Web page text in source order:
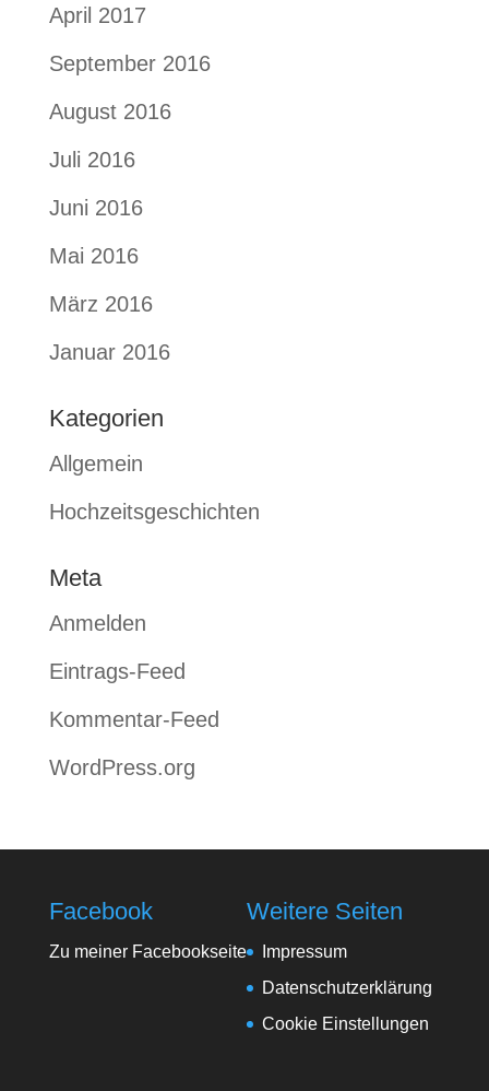
April 2017
September 2016
August 2016
Juli 2016
Juni 2016
Mai 2016
März 2016
Januar 2016
Kategorien
Allgemein
Hochzeitsgeschichten
Meta
Anmelden
Eintrags-Feed
Kommentar-Feed
WordPress.org
Facebook
Zu meiner Facebookseite
Weitere Seiten
Impressum
Datenschutzerklärung
Cookie Einstellungen